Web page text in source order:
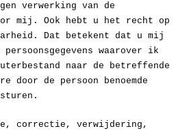
verwerking van de
mij. Ook hebt u het recht op
Dat betekent dat u mij
persoonsgegevens waarover ik
naar de betreffende
door de persoon benoemde
correctie, verwijdering,